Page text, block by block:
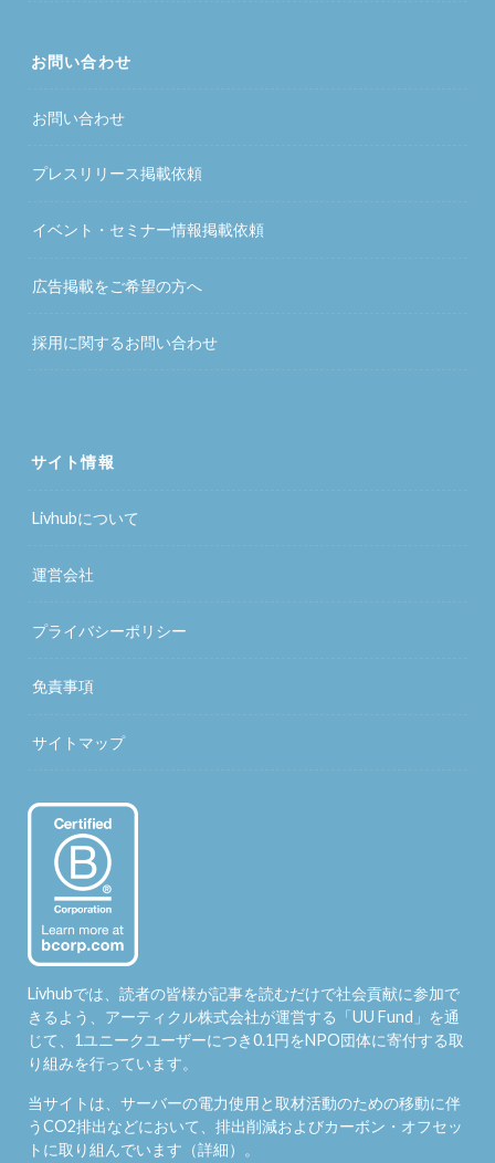
お問い合わせ
お問い合わせ
プレスリリース掲載依頼
イベント・セミナー情報掲載依頼
広告掲載をご希望の方へ
採用に関するお問い合わせ
サイト情報
Livhubについて
運営会社
プライバシーポリシー
免責事項
サイトマップ
Livhubでは、読者の皆様が記事を読むだけで社会貢献に参加で
きるよう、アーティクル株式会社が運営する「 UU Fund 」を通
じて、1ユニークユーザーにつき0.1円をNPO団体に寄付する取
り組みを行っています。
当サイトは、サーバーの電力使用と取材活動のための移動に伴
うCO2排出などにおいて、排出削減およびカーボン・オフセッ
トに取り組んでいます（詳細）。